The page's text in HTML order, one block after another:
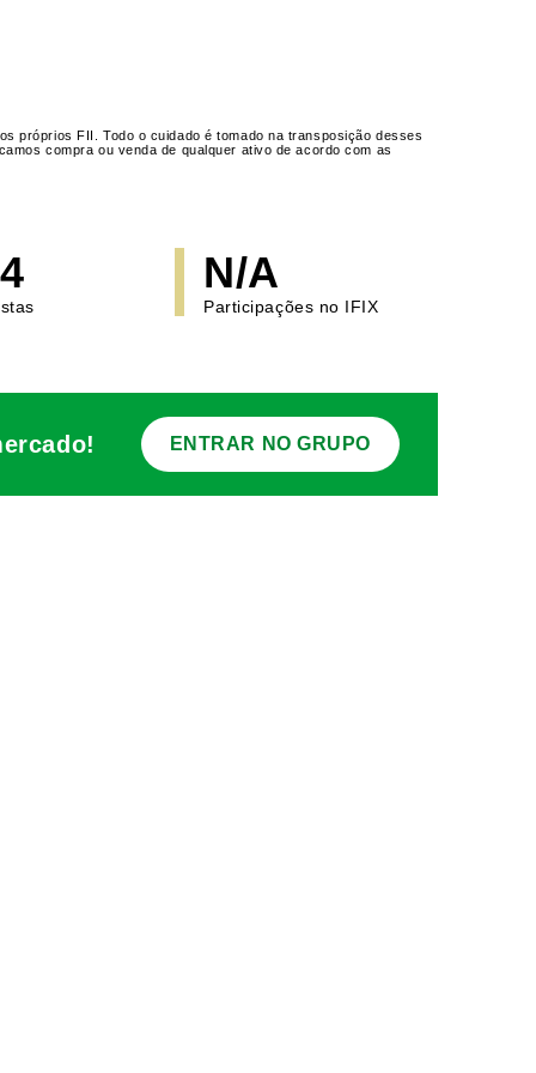
próprios FII. Todo o cuidado é tomado na transposição desses
compra ou venda de qualquer ativo de acordo com as
N/A
Participações no IFIX
ENTRAR NO GRUPO